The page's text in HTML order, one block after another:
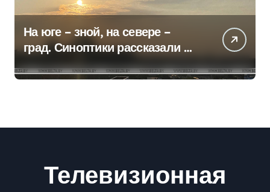
На юге – зной, на севере –
град. Синоптики рассказали о
погоде на сегодня
Телевизионная